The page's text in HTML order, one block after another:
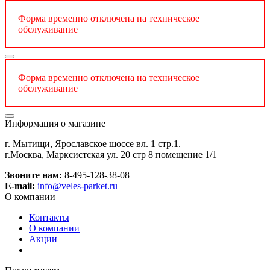
Форма временно отключена на техническое
обслуживание
Форма временно отключена на техническое
обслуживание
Информация о магазине
г. Мытищи, Ярославское шоссе вл. 1 стр.1.
г.Москва, Марксистская ул. 20 стр 8 помещение 1/1
Звоните нам: 8-495-128-38-08
E-mail: info@veles-parket.ru
О компании
Контакты
О компании
Акции